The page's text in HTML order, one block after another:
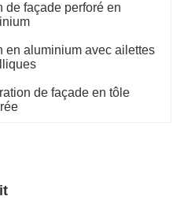
de façade perforé en
en aluminium avec ailettes
de façade en tôle